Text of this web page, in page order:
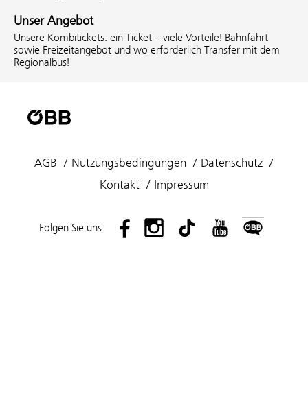
Unser Angebot
Unsere Kombitickets: ein Ticket – viele Vorteile! Bahnfahrt
sowie Freizeitangebot und wo erforderlich Transfer mit dem
Regionalbus!
AGB Nutzungsbedingungen
Datenschutz
Kontakt
Impressum
Folgen Sie uns: